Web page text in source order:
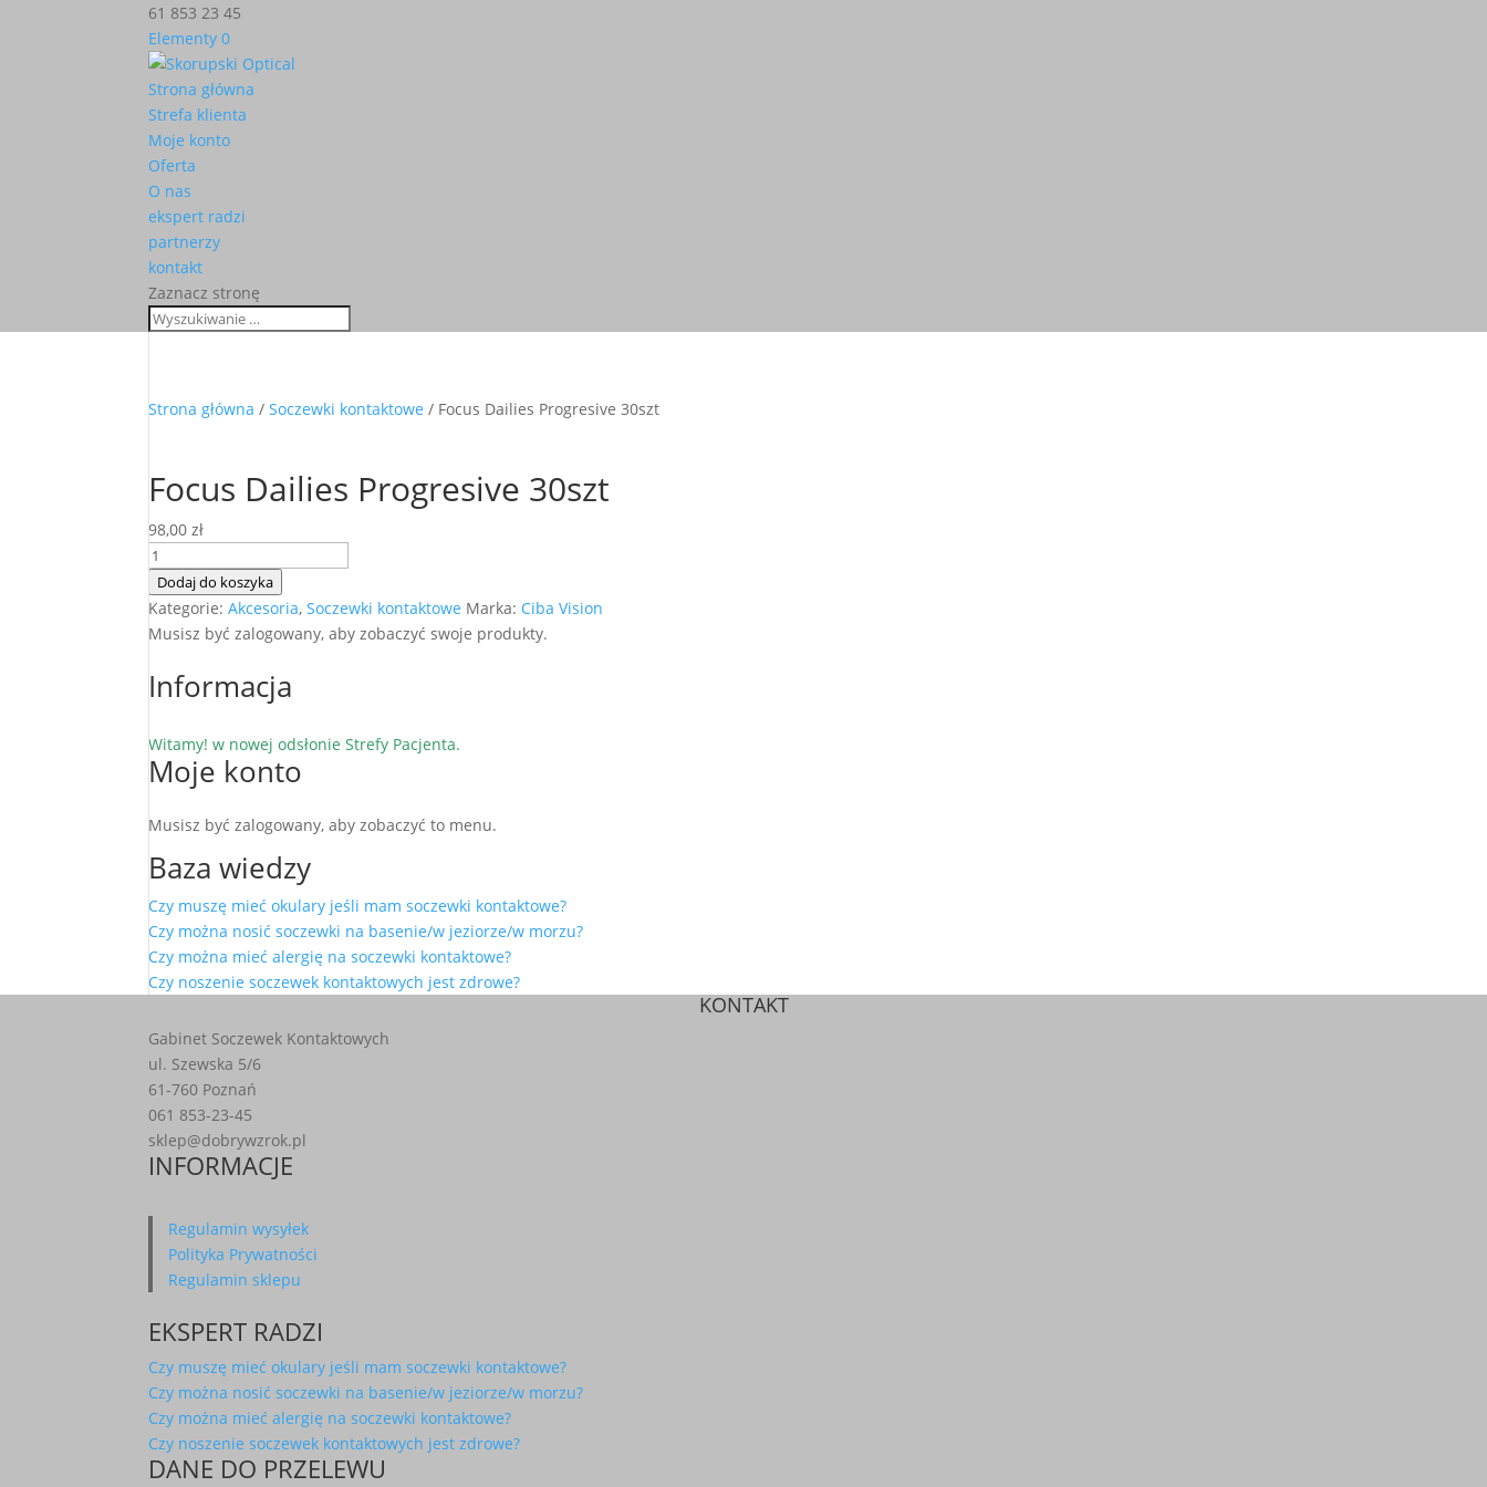
61 853 23 45
Elementy 0
Strona główna
Strefa klienta
Moje konto
Oferta
O nas
ekspert radzi
partnerzy
kontakt
Zaznacz stronę
Strona główna /Soczewki kontaktowe / Focus Dailies Progresive 30szt
Focus Dailies Progresive 30szt
98,00zł
ilość
Focus
Dailies
Progresive
Dodaj do koszyka
Kategorie:Akcesoria,Soczewki kontaktowe Marka: Ciba Vision
Musisz być zalogowany, aby zobaczyć swoje produkty.
Informacja
Witamy! w nowej odsłonie Strefy Pacjenta.
Moje konto
Musisz być zalogowany, aby zobaczyć to menu.
Baza wiedzy
Czy muszę mieć okulary jeśli mam soczewki kontaktowe?
Czy można nosić soczewki na basenie/w jeziorze/w morzu?
Czy można mieć alergię na soczewki kontaktowe?
Czy noszenie soczewek kontaktowych jest zdrowe?
KONTAKT
Gabinet Soczewek Kontaktowych
ul. Szewska 5/6
61-760 Poznań
061 853-23-45
sklep@dobrywzrok.pl
INFORMACJE
Regulamin wysyłek
Polityka Prywatności
Regulamin sklepu
EKSPERT RADZI
Czy muszę mieć okulary jeśli mam soczewki kontaktowe?
Czy można nosić soczewki na basenie/w jeziorze/w morzu?
Czy można mieć alergię na soczewki kontaktowe?
Czy noszenie soczewek kontaktowych jest zdrowe?
DANE DO PRZELEWU